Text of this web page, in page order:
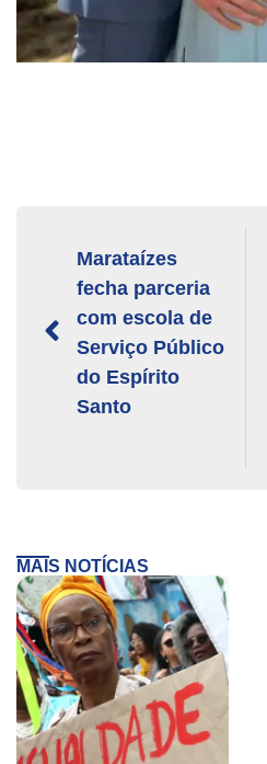
Marataízes
fecha parceria
com escola de
Serviço Público
do Espírito
Santo
MAIS NOTÍCIAS